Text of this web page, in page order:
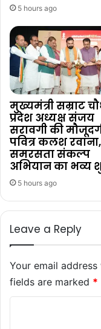
5 hours ago
मुख्यमंत्री सम्राट
प्रदेश अध्यक्ष संजय
सरावगी की
पवित्र कलश रवाना,
समरसता संकल्प
अभियान का भव्य
5 hours ago
Leave a Reply
Your email
fields are marked *